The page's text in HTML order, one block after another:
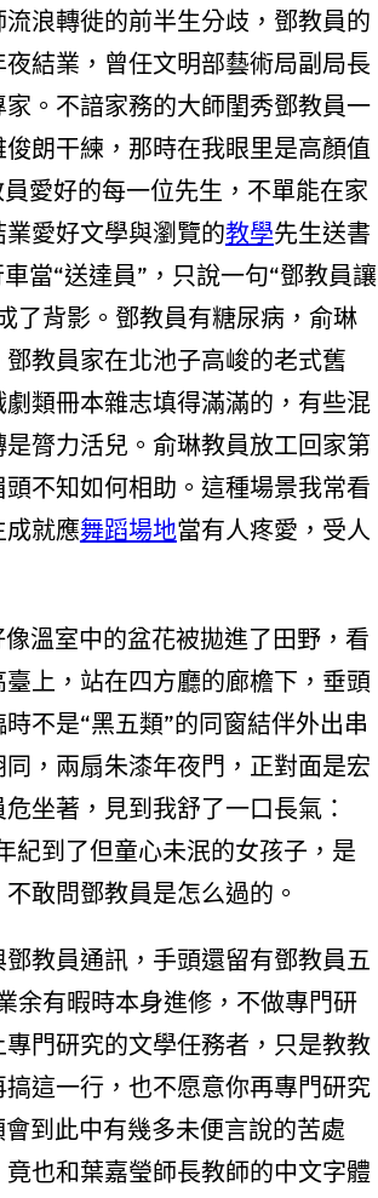
浪轉徙的前半生分歧，鄧教員的
結業，曾任文明部藝術局副局長
。不諳家務的大師閨秀鄧教員一
朗干練，那時在我眼里是高顏值
愛好的每一位先生，不單能在家
愛好文學與瀏覽的教學先生送書
當“送達員”，只說一句“鄧教員讓
了背影。鄧教員有糖尿病，俞琳
教員家在北池子高峻的老式舊
類冊本雜志填得滿滿的，有些混
膂力活兒。俞琳教員放工回家第
不知如何相助。這種場景我常看
就應舞蹈場地當有人疼愛，受人
溫室中的盆花被拋進了田野，看
上，站在四方廳的廊檐下，垂頭
不是“黑五類”的同窗結伴外出串
，兩扇朱漆年夜門，正對面是宏
坐著，見到我舒了一口長氣：
紀到了但童心未泯的女孩子，是
敢問鄧教員是怎么過的。
教員通訊，手頭還留有鄧教員五
余有暇時本身進修，不做專門研
門研究的文學任務者，只是教教
這一行，也不愿意你再專門研究
到此中有幾多未便言說的苦處
也和葉嘉瑩師長教師的中文字體